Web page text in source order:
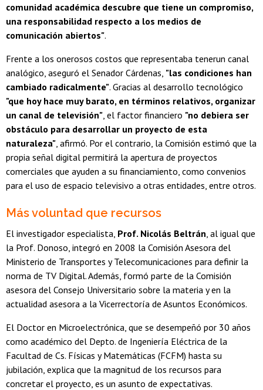
comunidad académica descubre que tiene un compromiso,
una responsabilidad respecto a los medios de
comunicación abiertos".
Frente a los onerosos costos que representaba tenerun canal
analógico, aseguró el Senador Cárdenas, "las condiciones han
cambiado radicalmente". Gracias al desarrollo tecnológico
"que hoy hace muy barato, en términos relativos, organizar
un canal de televisión" , el factor financiero "no debiera ser
obstáculo para desarrollar un proyecto de esta
naturaleza" , afirmó. Por el contrario, la Comisión estimó que la
propia señal digital permitirá la apertura de proyectos
comerciales que ayuden a su financiamiento, como convenios
para el uso de espacio televisivo a otras entidades, entre otros.
Más voluntad que recursos
El investigador especialista, Prof. Nicolás Beltrán , al igual que
la Prof. Donoso, integró en 2008 la Comisión Asesora del
Ministerio de Transportes y Telecomunicaciones para definir la
norma de TV Digital. Además, formó parte de la Comisión
asesora del Consejo Universitario sobre la materia y en la
actualidad asesora a la Vicerrectoría de Asuntos Económicos.
El Doctor en Microelectrónica, que se desempeñó por 30 años
como académico del Depto. de Ingeniería Eléctrica de la
Facultad de Cs. Físicas y Matemáticas (FCFM) hasta su
jubilación, explica que la magnitud de los recursos para
concretar el proyecto, es un asunto de expectativas.